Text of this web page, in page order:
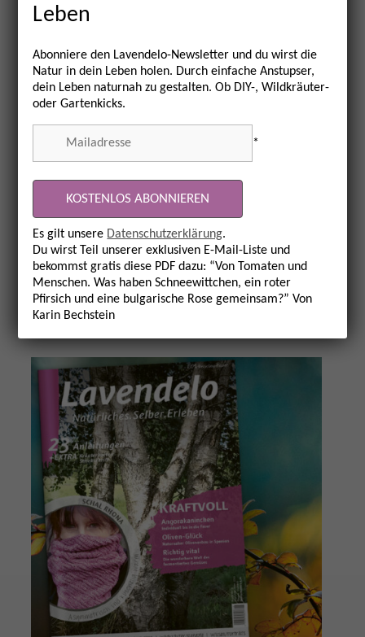
verblüffendes Verhalten: Sie treten gerne in
ist noch nichts außergewöhnlich. Werden sie
dabei gestört, formen sie ihre Körper zu einem
charakteristischen „S“. Man nimmt an, dass sie
damit mögliche Fressfeinde erschrecken
wollen. Das Überraschende daran:
mehr lesen
Leben
Abonniere den Lavendelo-Newsletter und du wirst die
Natur in dein Leben holen. Durch einfache Anstupser,
dein Leben naturnah zu gestalten. Ob DIY-, Wildkräuter-
oder Gartenkicks.
*
Es gilt unsere Datenschutzerklärung.
Du wirst Teil unserer exklusiven E-Mail-Liste und
bekommst gratis diese PDF dazu: “Von Tomaten und
Menschen. Was haben Schneewittchen, ein roter
Pfirsich und eine bulgarische Rose gemeinsam?” Von
Karin Bechstein